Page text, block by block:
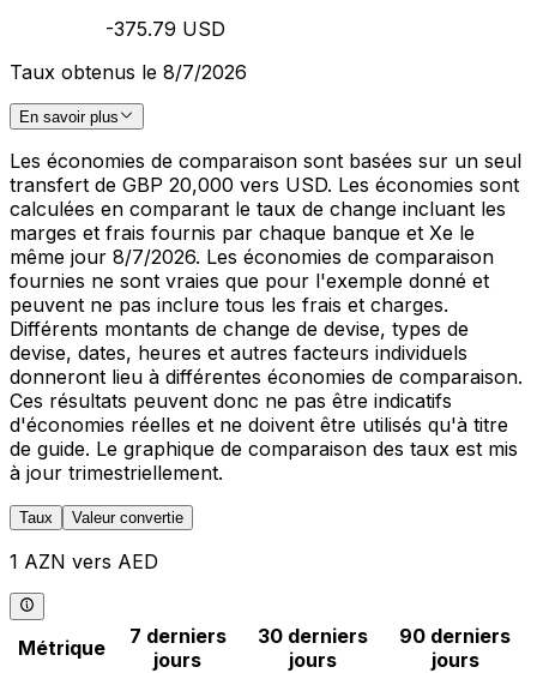
-375.79 USD
Taux obtenus le 8/7/2026
En savoir plus
Les économies de comparaison sont basées sur un seul
transfert de GBP 20,000 vers USD. Les économies sont
calculées en comparant le taux de change incluant les
marges et frais fournis par chaque banque et Xe le
même jour 8/7/2026. Les économies de comparaison
fournies ne sont vraies que pour l'exemple donné et
peuvent ne pas inclure tous les frais et charges.
Différents montants de change de devise, types de
devise, dates, heures et autres facteurs individuels
donneront lieu à différentes économies de comparaison.
Ces résultats peuvent donc ne pas être indicatifs
d'économies réelles et ne doivent être utilisés qu'à titre
de guide. Le graphique de comparaison des taux est mis
à jour trimestriellement.
Taux Valeur convertie
1 AZN vers AED
Métrique
7 derniers
jours
30 derniers
jours
90 derniers
jours